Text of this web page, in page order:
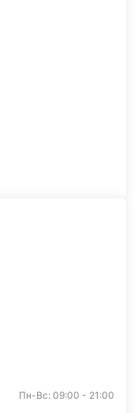
Пн-Вс: 09:00 - 21:00